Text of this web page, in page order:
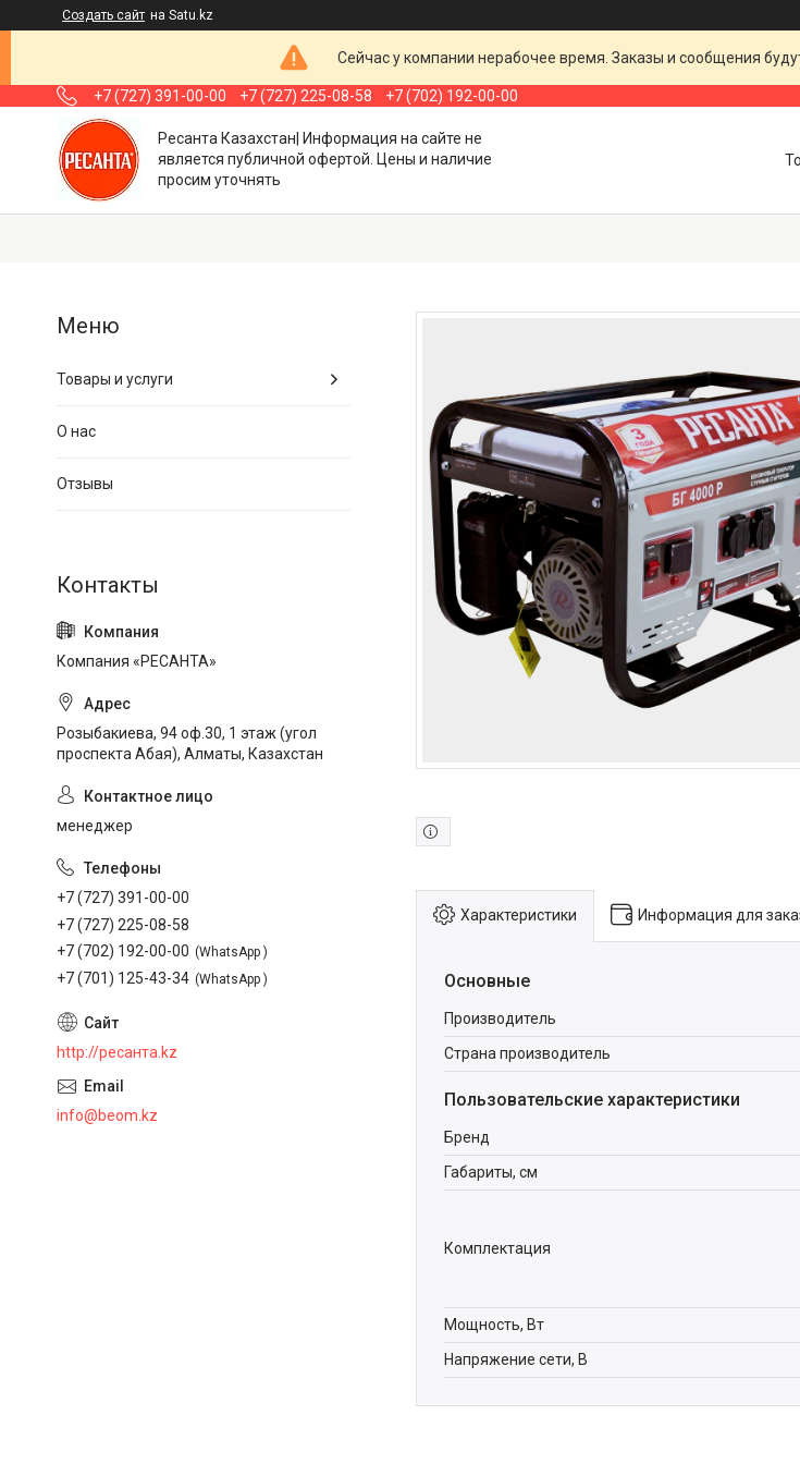
Создать сайт на Satu.kz
Сейчас у компании нерабочее время. Заказы и сообщения
+7 (727) 391-00-00 +7 (727) 225-08-58 +7 (702) 192-00-00
Ресанта Казахстан| Информация на сайте не
является публичной офертой. Цены и наличие
просим уточнять
Характеристики Информация для
Основные
Производитель
Страна производитель
Пользовательские характеристики
Бренд
Габариты, см
Комплектация
Мощность, Вт
Напряжение сети, В
Товары и услуги
О нас
Отзывы
Компания «РЕСАНТА»
Розыбакиева, 94 оф.30, 1 этаж (угол
проспекта Абая), Алматы, Казахстан
менеджер
+7 (727) 391-00-00
+7 (727) 225-08-58
+7 (702) 192-00-00
WhatsApp
+7 (701) 125-43-34 WhatsApp
http://ресанта.kz
info@beom.kz